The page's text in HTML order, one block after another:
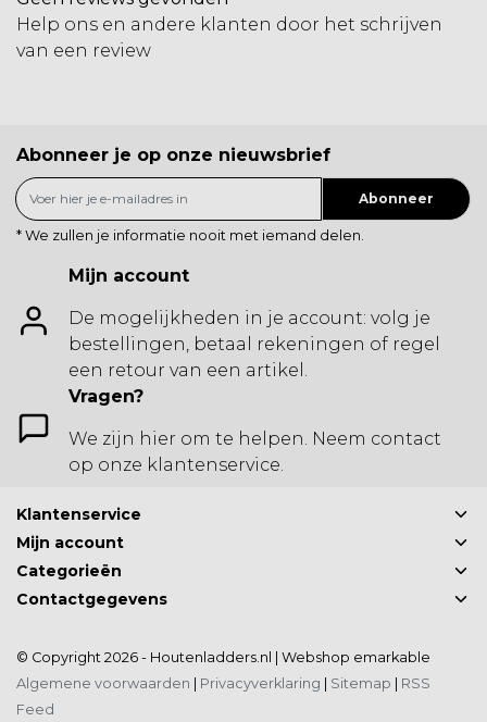
Help ons en andere klanten door het schrijven
van een review
Abonneer je op onze nieuwsbrief
Abonneer
* We zullen je informatie nooit met iemand delen.
Mijn account
De mogelijkheden in je account: volg je
bestellingen, betaal rekeningen of regel
een retour van een artikel.
Vragen?
We zijn hier om te helpen. Neem contact
op onze klantenservice.
Klantenservice
Mijn account
Categorieën
Contactgegevens
© Copyright 2026 - Houtenladders.nl | Webshop emarkable
Algemene voorwaarden | Privacyverklaring | Sitemap | RSS
Feed